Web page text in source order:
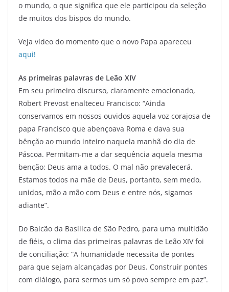
o mundo, o que significa que ele participou da seleção
de muitos dos bispos do mundo.
Veja vídeo do momento que o novo Papa apareceu
aqui!
As primeiras palavras de Leão XIV
Em seu primeiro discurso, claramente emocionado,
Robert Prevost enalteceu Francisco: “Ainda
conservamos em nossos ouvidos aquela voz corajosa de
papa Francisco que abençoava Roma e dava sua
bênção ao mundo inteiro naquela manhã do dia de
Páscoa. Permitam-me a dar sequência aquela mesma
benção: Deus ama a todos. O mal não prevalecerá.
Estamos todos na mãe de Deus, portanto, sem medo,
unidos, mão a mão com Deus e entre nós, sigamos
adiante”.
Do Balcão da Basílica de São Pedro, para uma multidão
de fiéis, o clima das primeiras palavras de Leão XIV foi
de conciliação: “A humanidade necessita de pontes
para que sejam alcançadas por Deus. Construir pontes
com diálogo, para sermos um só povo sempre em paz”.